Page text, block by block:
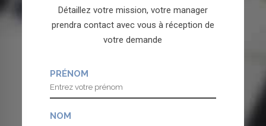
Détaillez votre mission, votre manager
prendra contact avec vous à réception de
votre demande
PRÉNOM
NOM